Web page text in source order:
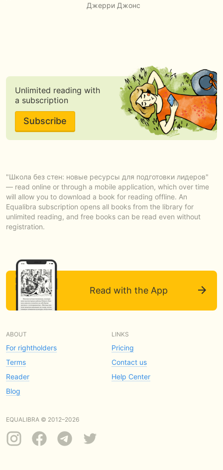
Джерри Джонс
Unlimited reading with
a subscription
Subscribe
"Школа без стен: новые ресурсы для подготовки лидеров"
— read online or through a mobile application, which over time
will allow you to download a book for reading offline. An
Equalibra subscription opens all books from the library for
unlimited reading, and free books can be read even without
registration.
Read with the App
ABOUT
For rightholders
Terms
Reader
Blog
LINKS
Pricing
Contact us
Help Center
EQUALIBRA © 2012–2026